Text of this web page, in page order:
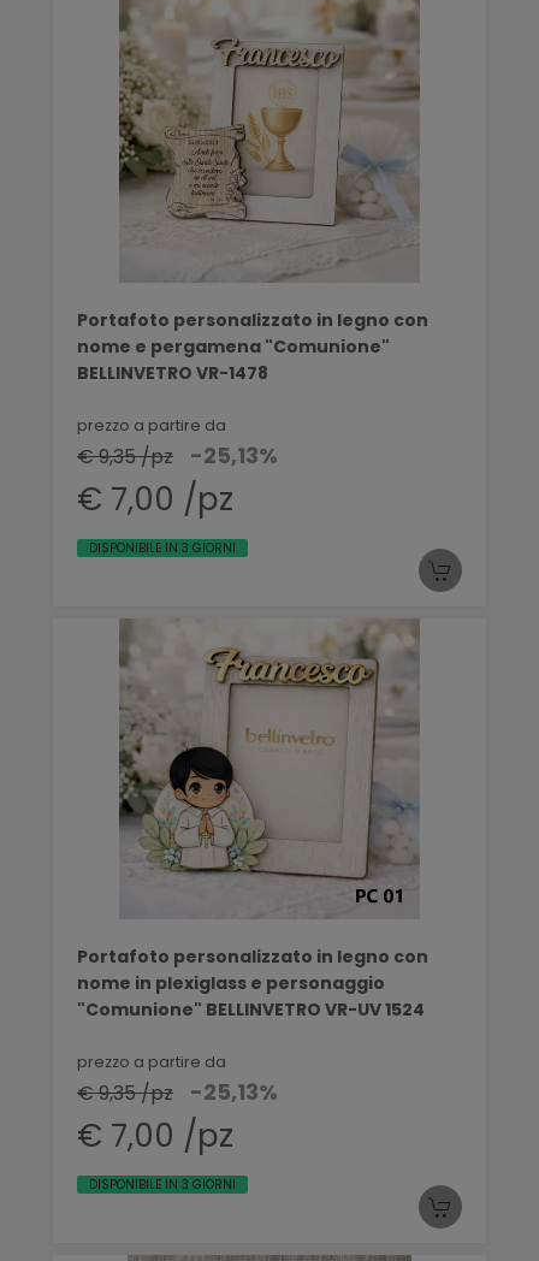
Portafoto personalizzato in legno con
nome e pergamena "Comunione"
BELLINVETRO VR-1478
prezzo a partire da
€ 9,35 /pz -25,13%
€ 7,00 /pz
DISPONIBILE IN 3 GIORNI
Portafoto personalizzato in legno con
nome in plexiglass e personaggio
"Comunione" BELLINVETRO VR-UV 1524
prezzo a partire da
€ 9,35 /pz -25,13%
€ 7,00 /pz
DISPONIBILE IN 3 GIORNI